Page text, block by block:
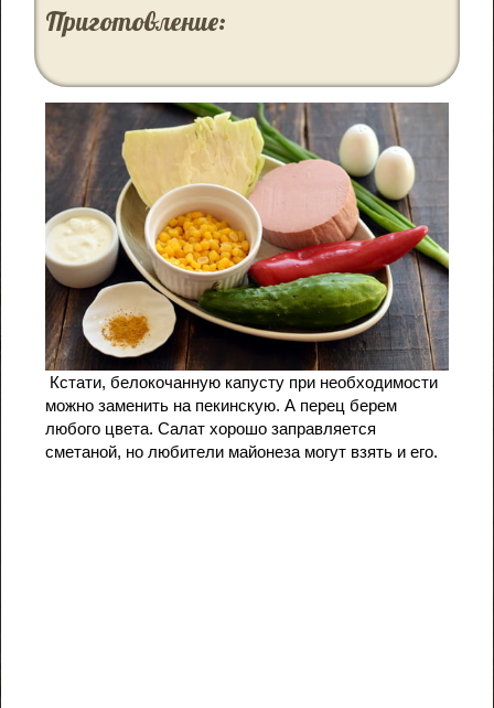
Приготовление:
Кстати, белокочанную капусту при необходимости
можно заменить на пекинскую. А перец берем
любого цвета. Салат хорошо заправляется
сметаной, но любители майонеза могут взять и его.